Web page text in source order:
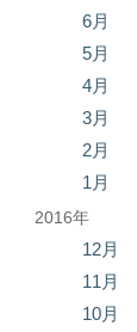
6月
5月
4月
3月
2月
1月
2016年
12月
11月
10月